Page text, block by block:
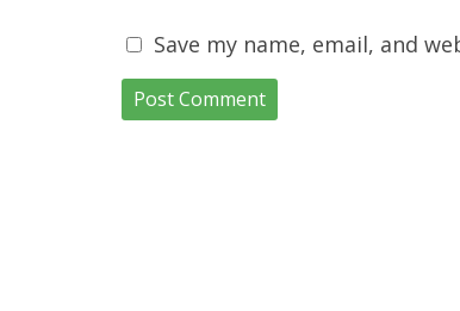
Save my name, email, and